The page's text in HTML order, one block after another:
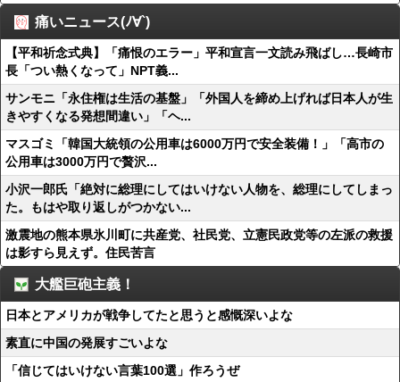
痛いニュース(ﾉ∀`)
【平和祈念式典】「痛恨のエラー」平和宣言一文読み飛ばし…長崎市
長「つい熱くなって」NPT義...
サンモニ「永住権は生活の基盤」「外国人を締め上げれば日本人が生
きやすくなる発想間違い」「ヘ...
マスゴミ「韓国大統領の公用車は6000万円で安全装備！」「高市の
公用車は3000万円で贅沢...
小沢一郎氏「絶対に総理にしてはいけない人物を、総理にしてしまっ
た。もはや取り返しがつかない...
激震地の熊本県氷川町に共産党、社民党、立憲民政党等の左派の救援
は影すら見えず。住民苦言
大艦巨砲主義！
日本とアメリカが戦争してたと思うと感慨深いよな
素直に中国の発展すごいよな
「信じてはいけない言葉100選」作ろうぜ